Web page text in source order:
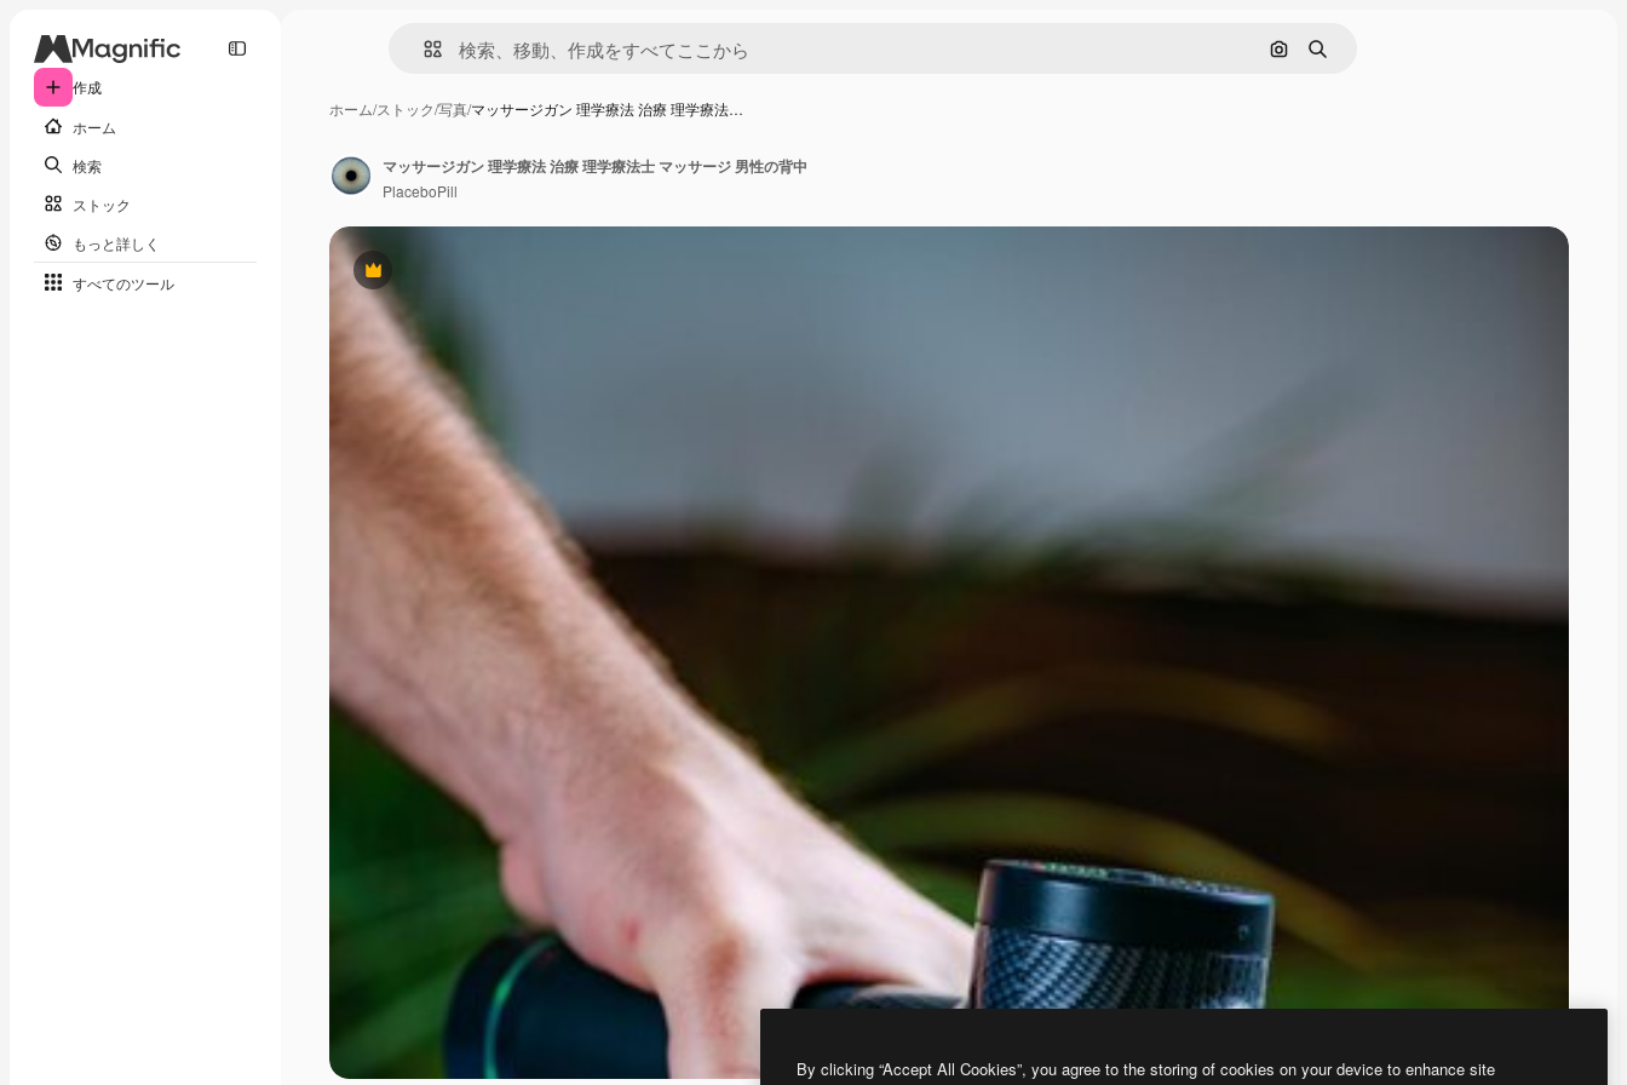
作成
ホーム
検索
ストック
もっと詳しく
すべてのツール
画像で検索
検索
ホーム/ストック/写真/マッサージガン 理学療法 治療 理学療法…
Premium
マッサージガン 理学療法 治療 理学療法士 マッサージ 男性の背中
PlaceboPill
By clicking “Accept All Cookies”, you agree to the storing of cookies on your device to enhance site